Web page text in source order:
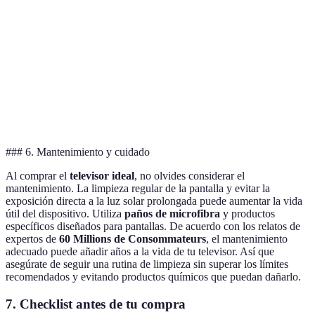
### 6. Mantenimiento y cuidado
Al comprar el televisor ideal, no olvides considerar el
mantenimiento. La limpieza regular de la pantalla y evitar la
exposición directa a la luz solar prolongada puede aumentar la vida
útil del dispositivo. Utiliza paños de microfibra y productos
específicos diseñados para pantallas. De acuerdo con los relatos de
expertos de 60 Millions de Consommateurs, el mantenimiento
adecuado puede añadir años a la vida de tu televisor. Así que
asegúrate de seguir una rutina de limpieza sin superar los límites
recomendados y evitando productos químicos que puedan dañarlo.
7. Checklist antes de tu compra